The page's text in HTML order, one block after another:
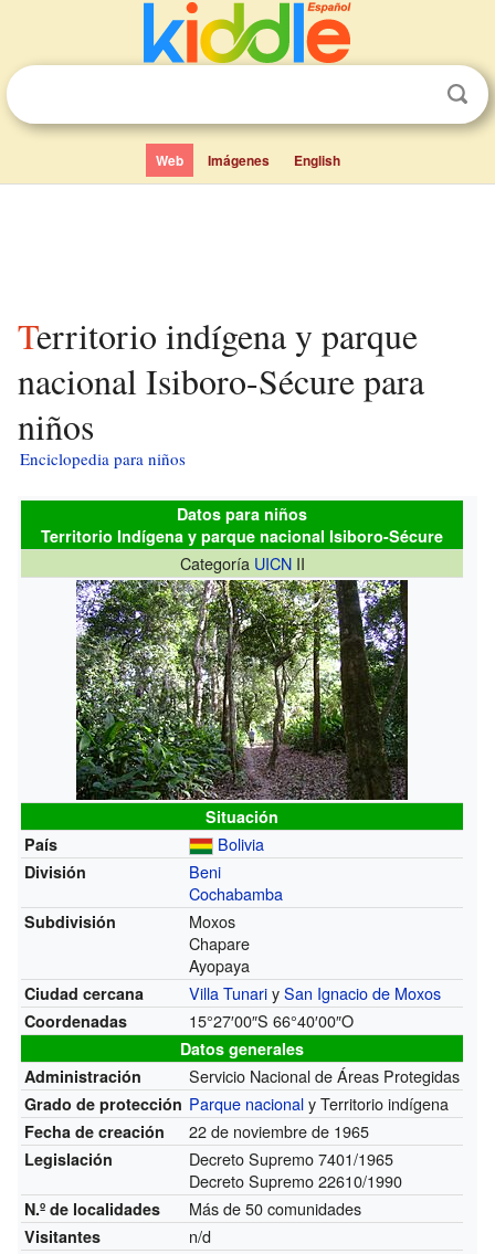
Web Imágenes English
Territorio indígena y parque
nacional Isiboro-Sécure para
niños
Enciclopedia para niños
Datos para niños
Territorio Indígena y parque nacional Isiboro-Sécure
Categoría UICNII
Situación
País
Bolivia
División
Beni
Cochabamba
Subdivisión
Moxos
Chapare
Ayopaya
Ciudad cercana Villa TunariySan Ignacio de Moxos
Coordenadas 15°27′00″S 66°40′00″O
Datos generales
Administración
Servicio Nacional de Áreas Protegidas
Grado de protección Parque nacionaly Territorio indígena
Fecha de creación 22 de noviembre de 1965
Legislación
Decreto Supremo 7401/1965
Decreto Supremo 22610/1990
N.º de localidades Más de 50 comunidades
Visitantes n/d